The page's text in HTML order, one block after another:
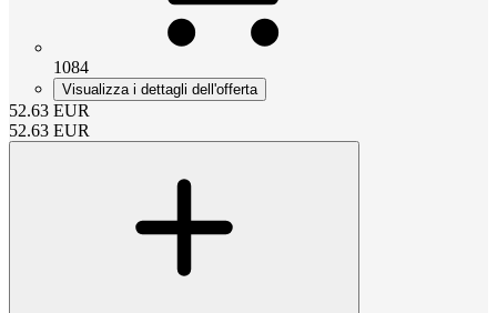
1084
Visualizza i dettagli dell'offerta
52.63 EUR
52.63 EUR